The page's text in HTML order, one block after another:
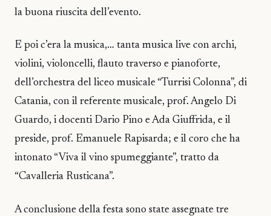
la buona riuscita dell’evento.
E poi c’era la musica,… tanta musica live con archi,
violini, violoncelli, flauto traverso e pianoforte,
dell’orchestra del liceo musicale “Turrisi Colonna”, di
Catania, con il referente musicale, prof. Angelo Di
Guardo, i docenti Dario Pino e Ada Giuffrida, e il
preside, prof. Emanuele Rapisarda; e il coro che ha
intonato “Viva il vino spumeggiante”, tratto da
“Cavalleria Rusticana”.
A conclusione della festa sono state assegnate tre